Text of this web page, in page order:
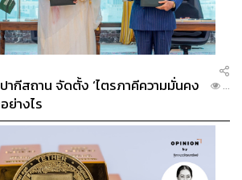
ากีสถาน จัดตั้ง ‘ไตรภาคีความมั่นคง
ย่างไร
...